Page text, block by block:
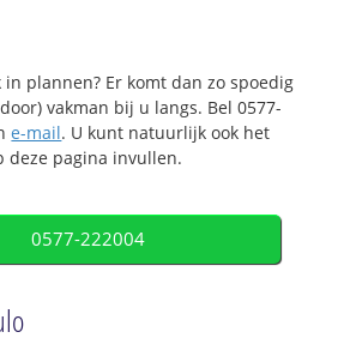
plannen? Er komt dan zo spoedig
vakman bij u langs. Bel 0577-
e-mail. U kunt natuurlijk ook het
deze pagina invullen.
0577-222004